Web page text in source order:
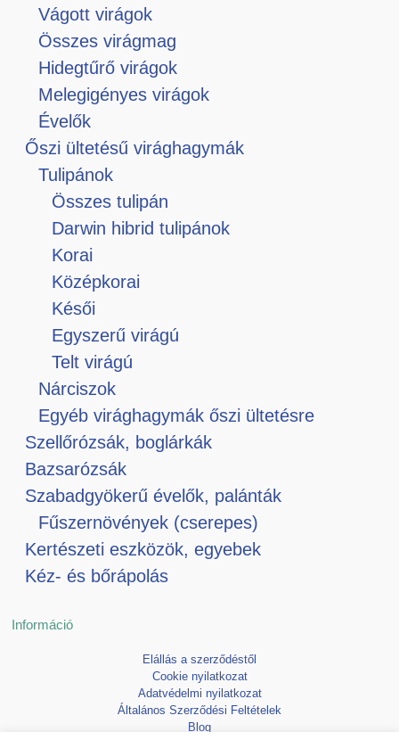
Vágott virágok
Összes virágmag
Hidegtűrő virágok
Melegigényes virágok
Évelők
Őszi ültetésű virághagymák
Tulipánok
Összes tulipán
Darwin hibrid tulipánok
Korai
Középkorai
Késői
Egyszerű virágú
Telt virágú
Nárciszok
Egyéb virághagymák őszi ültetésre
Szellőrózsák, boglárkák
Bazsarózsák
Szabadgyökerű évelők, palánták
Fűszernövények (cserepes)
Kertészeti eszközök, egyebek
Kéz- és bőrápolás
Információ
Elállás a szerződéstől
Cookie nyilatkozat
Adatvédelmi nyilatkozat
Általános Szerződési Feltételek
Blog